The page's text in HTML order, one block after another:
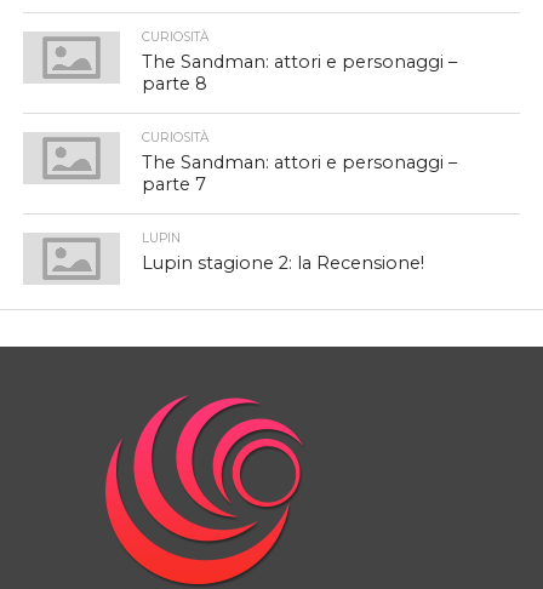
CURIOSITÀ
The Sandman: attori e personaggi –
parte 8
CURIOSITÀ
The Sandman: attori e personaggi –
parte 7
LUPIN
Lupin stagione 2: la Recensione!